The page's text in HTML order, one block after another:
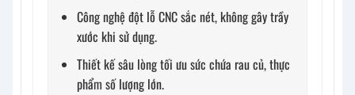
Công nghệ đột lỗ CNC sắc nét, không gây trầy
xước khi sử dụng.
Thiết kế sâu lòng tối ưu sức chứa rau củ, thực
phẩm số lượng lớn.